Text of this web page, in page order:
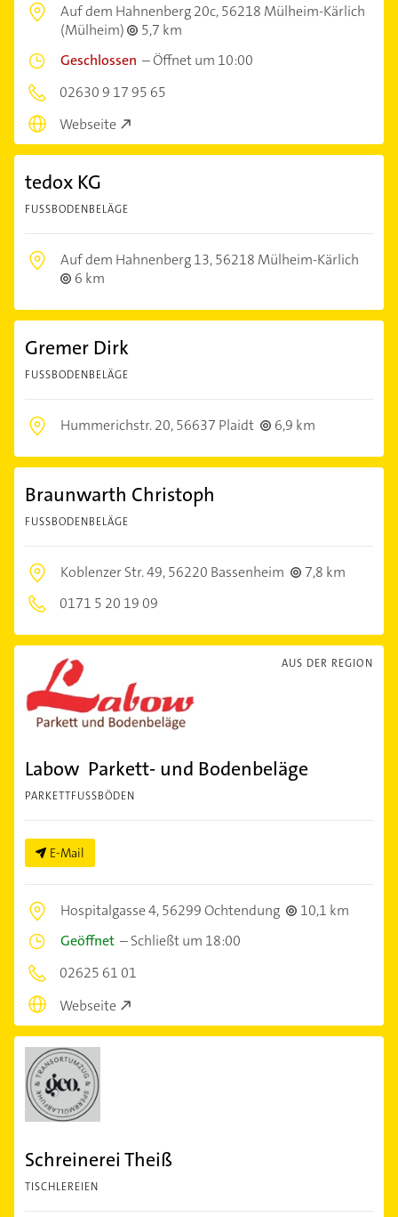
Auf dem Hahnenberg 20c,56218 Mülheim-Kärlich
(Mülheim)
5,7 km
Geschlossen –Öffnet um 10:00
02630 9 17 95 65
Webseite
tedox KG
FUSSBODENBELÄGE
Auf dem Hahnenberg 13,56218 Mülheim-Kärlich
6 km
Gremer Dirk
FUSSBODENBELÄGE
Hummerichstr. 20,56637 Plaidt 6,9 km
Braunwarth Christoph
FUSSBODENBELÄGE
Koblenzer Str. 49,56220 Bassenheim
7,8 km
0171 5 20 19 09
AUS DER REGION
Labow Parkett- und Bodenbeläge
PARKETTFUSSBÖDEN
E-Mail
Hospitalgasse 4,56299 Ochtendung
10,1 km
Geöffnet –Schließt um 18:00
02625 61 01
Webseite
Schreinerei Theiß
TISCHLEREIEN